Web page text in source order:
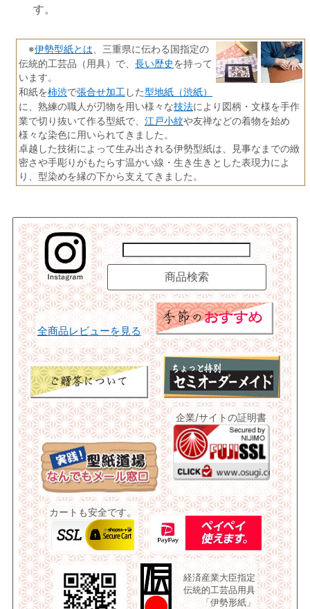
す。
※伊勢型紙とは 、三重県に伝わる国指定の
伝統的工芸品（用具）で、 長い歴史を持って
います。
和紙を柿渋で張合せ加工 した型地紙（渋紙）
に、熟練の職人が刃物を用い様々な技法により図柄・文様を手作
業で切り抜いて作る型紙で、 江戸小紋や友禅などの着物を始め
様々な染色に用いられてきました。
卓越した技術によって生み出される伊勢型紙は、見事なまでの緻
密さや手彫りがもたらす温かい線・生き生きとした表現力によ
り、型染めを縁の下から支えてきました。
全商品レビューを見る
企業/サイトの証明書
カートも安全です。
経済産業大臣指定
伝統的工芸品用具
「伊勢形紙」